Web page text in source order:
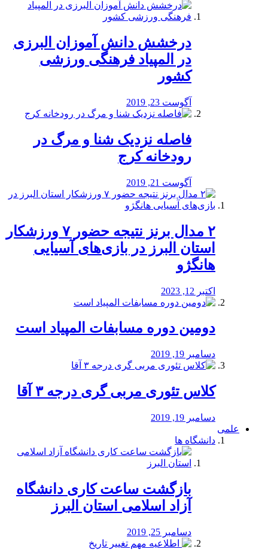
درخشش دانش آموزان البرزی
در المپیاد فرهنگی ورزشی
کشور
آگوست 23, 2019
️فاصله نزدیک شنا و مرگ در
رودخانه کرج
آگوست 21, 2019
۲ مدال برنز نتیجه حضور ۷ ورزشکار
استان البرز در بازی‌های آسیایی
هانگژو
اکتبر 12, 2023
دومین دوره مسابفات المپیاد است
دسامبر 19, 2019
کلاس تئوری مربی گری درجه ۳ آقا
دسامبر 19, 2019
علمی
دانشگاه ها
بازگشت ساعت کاری دانشگاه
آزاد اسلامی استان البرز
دسامبر 25, 2019